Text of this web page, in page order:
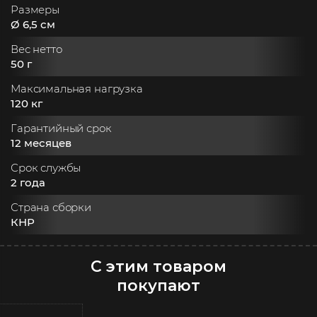
Размеры
Ø 6,5 см
Вес нетто
50 г
Максимальная нагрузка
120 кг
Гарантийный срок
12 месяцев
Срок службы
2 года
Страна сборки
КНР
С этим товаром
покупают